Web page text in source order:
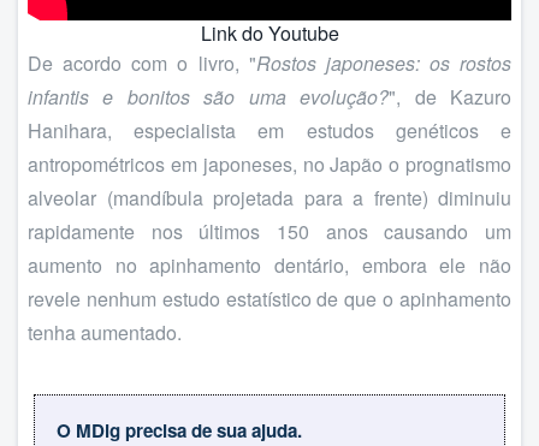
Link do Youtube
De acordo com o livro, "Rostos japoneses: os rostos
infantis e bonitos são uma evolução?", de Kazuro
Hanihara, especialista em estudos genéticos e
antropométricos em japoneses, no Japão o prognatismo
alveolar (mandíbula projetada para a frente) diminuiu
rapidamente nos últimos 150 anos causando um
aumento no apinhamento dentário, embora ele não
revele nenhum estudo estatístico de que o apinhamento
tenha aumentado.
O MDig precisa de sua ajuda.